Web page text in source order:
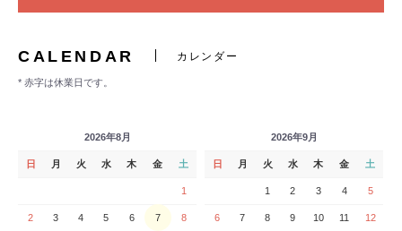
CALENDAR カレンダー
* 赤字は休業日です。
2026年8月
日 月 火 水 木 金 土
1
2 3 4 5 6 7 8
2026年9月
日 月 火 水 木 金 土
1 2 3 4 5
6 7 8 9 10 11 12